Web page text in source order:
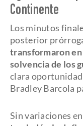
Continente
Los minutos
posterior
transformaron
solvencia de los
clara
Bradley Barcola
Sin variaciones